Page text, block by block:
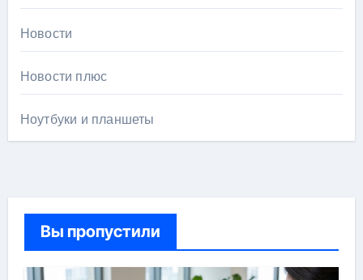
Новости
Новости плюс
Ноутбуки и планшеты
Вы пропустили